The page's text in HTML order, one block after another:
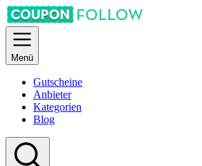
Menü
Gutscheine
Anbieter
Kategorien
Blog